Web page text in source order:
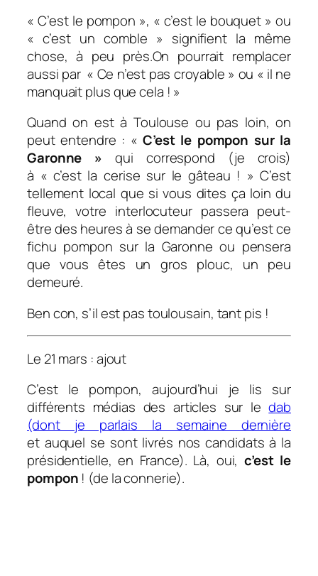
« C’est le pompon », « c’est le bouquet » ou
« c’est un comble » signifient la même
chose, à peu près.On pourrait remplacer
aussi par « Ce n’est pas croyable » ou « il ne
manquait plus que cela ! »
Quand on est à Toulouse ou pas loin, on
peut entendre : «C’est le pompon sur la
Garonne »qui correspond (je crois)
à « c’est la cerise sur le gâteau ! » C’est
tellement local que si vous dites ça loin du
fleuve, votre interlocuteur passera peut-
être des heures à se demander ce qu’est ce
fichu pompon sur la Garonne ou pensera
que vous êtes un gros plouc, un peu
demeuré.
Ben con, s’il est pas toulousain, tant pis !
Le 21 mars : ajout
C’est le pompon, aujourd’hui je lis sur
différents médias des articles sur ledab
(dont je parlais la semaine dernière
et auquel se sont livrés nos candidats à la
présidentielle, en France). Là, oui,c’est le
pompon ! (de la connerie).